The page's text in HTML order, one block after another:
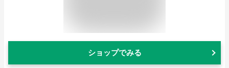
ショップでみる